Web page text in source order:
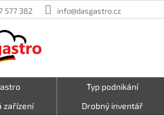
577 382 info@dasgastro.cz
Typ podnikání
zařízení
Drobný inventář